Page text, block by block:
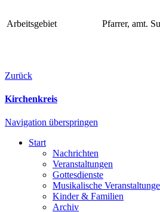
Arbeitsgebiet Pfarrer, amt.
Zurück
Kirchenkreis
Navigation überspringen
Start
Nachrichten
Veranstaltungen
Gottesdienste
Musikalische
Kinder & Familien
Archiv